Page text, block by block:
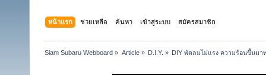
หน้าแรก ช่วยเหลือ ค้นหา เข้าสู่ระบบ สมัครสมาชิก
Siam Subaru Webboard » Article» D.I.Y. » DIY พัดลมไม่แรง ความร้อนขึ้นมา